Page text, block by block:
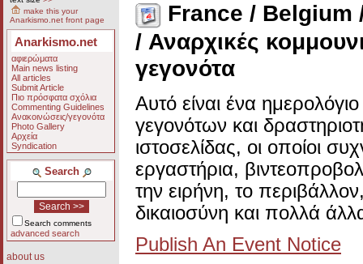
make this your
Anarkismo.net front page
Anarkismo.net
αφιερώματα
Main news listing
All articles
Submit Article
Πιο πρόσφατα σχόλια
Commenting Guidelines
Ανακοινώσεις/γεγονότα
Photo Gallery
Αρχεία
Syndication
Search
Search comments
advanced search
about us
France / Belgium
/ Αναρχικές
γεγονότα
Αυτό είναι ένα
γεγονότων και
ιστοσελίδας, οι οποίοι
εργαστήρια,
την ειρήνη, το
δικαιοσύνη και πολλά
Publish An Event Notice